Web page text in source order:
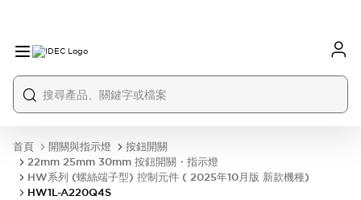
首頁 開關與指示燈
按鈕開關
22mm 25mm 30mm 按鈕開關・指示燈
HW系列 (螺絲端子型) 控制元件 ( 2025年10月版 新款機種)
HW1L-A220Q4S